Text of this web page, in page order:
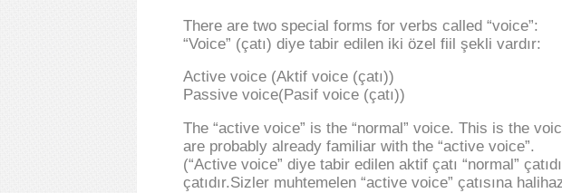
There are two special forms for verbs called “voice”:
“Voice” (çatı) diye tabir edilen iki özel fiil şekli vardır:
Active voice (Aktif voice (çatı))
Passive voice(Pasif voice (çatı))
The “active voice” is the “normal” voice. This is the
are probably already familiar with the “active voice”.
(“Active voice” diye tabir edilen aktif çatı “normal”
çatıdır.Sizler muhtemelen “active voice” çatısına